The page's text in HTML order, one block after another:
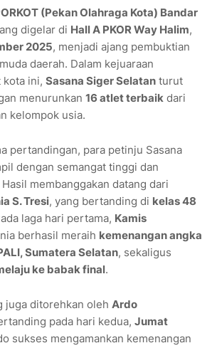
(Pekan Olahraga Kota) Bandar
digelar di Hall A PKOR Way Halim,
2025, menjadi ajang pembuktian
daerah. Dalam kejuaraan
ini, Sasana Siger Selatan turut
menurunkan 16 atlet terbaik dari
kelompok usia.
pertandingan, para petinju Sasana
dengan semangat tinggi dan
membanggakan datang dari
S. Tresi, yang bertanding di kelas 48
laga hari pertama, Kamis
berhasil meraih kemenangan angka
Sumatera Selatan, sekaligus
ke babak final.
juga ditorehkan oleh Ardo
pada hari kedua, Jumat
sukses mengamankan kemenangan